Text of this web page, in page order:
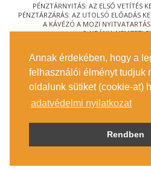
Annak érdekében, hogy a
felhasználói élményt tudjuk
oldalunk sütiket (cookie-at)
adatvédelmi nyilatkozat
Rendben
PÉNZTÁRNYITÁS: AZ ELSŐ VETÍTÉS
PÉNZTÁRZÁRÁS: AZ UTOLSÓ ELŐADÁS
A KÁVÉZÓ A MOZI
© URÁNIA NEMZETI
1088 BUDAPEST,
ÍRJON
KÖZÉRDEKŰ